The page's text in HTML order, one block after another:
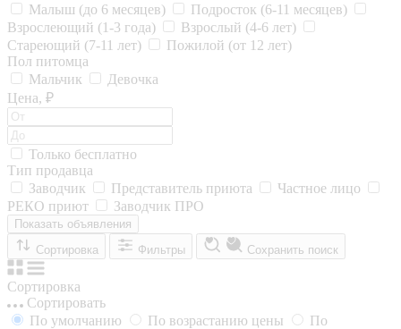
Малыш (до 6 месяцев)
Подросток (6-11 месяцев)
Взрослеющий (1-3 года)
Взрослый (4-6 лет)
Стареющий (7-11 лет)
Пожилой (от 12 лет)
Пол питомца
Мальчик
Девочка
Цена, ₽
Только бесплатно
Тип продавца
Заводчик
Представитель приюта
Частное лицо
РЕКО приют
Заводчик ПРО
Показать объявления
Сортировка
Фильтры Сохранить поиск
Сортировка
Сортировать
По умолчанию
По возрастанию цены
По